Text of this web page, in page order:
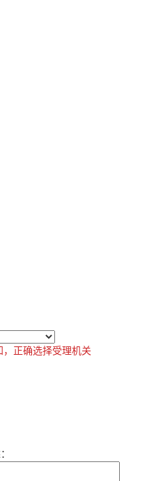
正确选择受理机关